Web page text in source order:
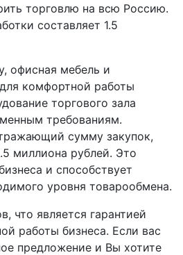
торговлю на всю Россию.
составляет 1.5
офисная мебель и
комфортной работы
торгового зала
требованиям.
сумму закупок,
миллиона рублей. Это
и способствует
уровня товарообмена.
что является гарантией
работы бизнеса. Если вас
предложение и Вы хотите